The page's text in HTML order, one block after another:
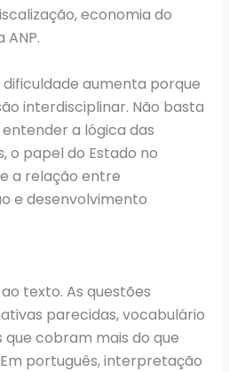
economia do
aumenta porque
interdisciplinar. Não basta
a lógica das
o papel do Estado no
a relação entre
e desenvolvimento
texto. As questões
parecidas, vocabulário
cobram mais do que
português, interpretação